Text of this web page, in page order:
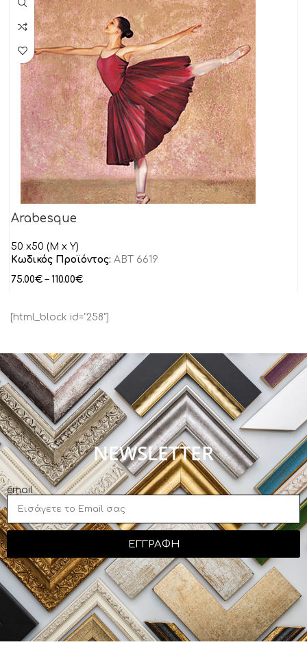
Arabesque
50 x50 (M x Y)
Κωδικός Προϊόντος: ABT 6619
75.00€ – 110.00€
[html_block id="258"]
NEWSLETTER
email
ΕΓΓΡΑΦΗ